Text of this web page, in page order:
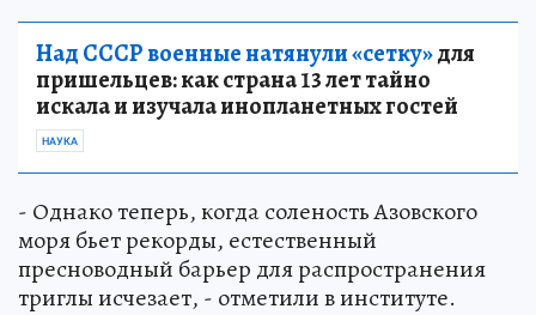
Над СССР военные натянули «сетку»для
пришельцев: как страна 13 лет тайно
искала и изучала инопланетных гостей
НАУКА
- Однако теперь, когда соленость Азовского
моря бьет рекорды, естественный
пресноводный барьер для распространения
триглы исчезает, - отметили в институте.